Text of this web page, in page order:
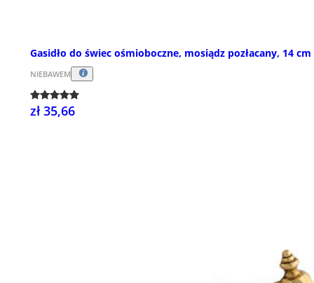
Gasidło do świec ośmioboczne, mosiądz pozłacany, 14 cm
NIEBAWEM
zł 35,66